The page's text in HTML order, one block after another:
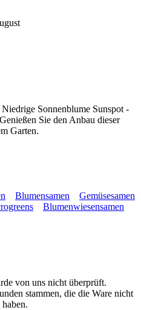
Sonnenblume Sunspot -
Sie den Anbau dieser
Garten.
Blumensamen
Gemüsesamen
Blumenwiesensamen
von uns nicht überprüft.
stammen, die die Ware nicht